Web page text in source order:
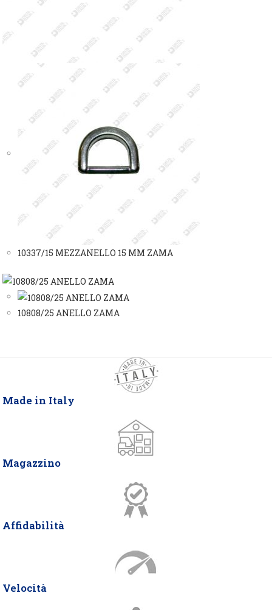
10337/15 MEZZANELLO 15 MM ZAMA
10808/25 ANELLO ZAMA
Made in Italy
Magazzino
Affidabilità
Velocità